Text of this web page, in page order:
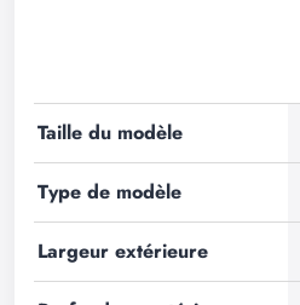
Taille du modèle
Type de modèle
Largeur extérieure